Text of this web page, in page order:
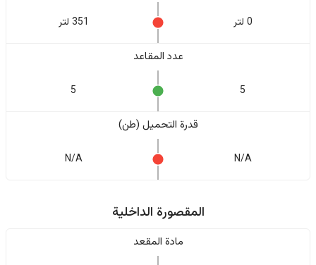
0 لتر 351 لتر
عدد المقاعد
5
5
قدرة التحميل (طن)
N/A
N/A
المقصورة الداخلية
مادة المقعد